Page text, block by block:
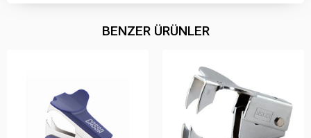
BENZER ÜRÜNLER